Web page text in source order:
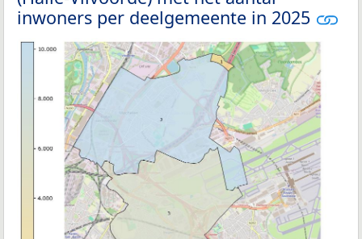
inwoners per deelgemeente in 2025